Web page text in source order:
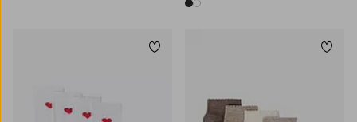
2 farver
Tilføj til favoritter